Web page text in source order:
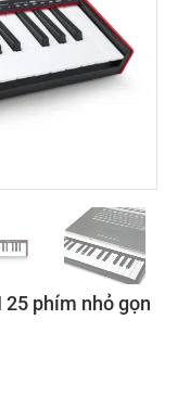
25 phím nhỏ gọn